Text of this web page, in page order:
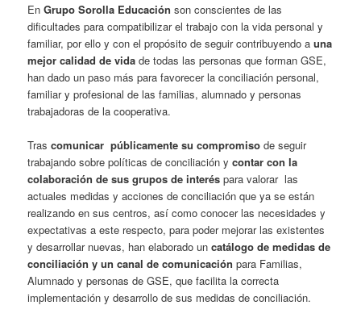
EnGrupo Sorolla Educación son conscientes de las
dificultades para compatibilizar el trabajo con la vida personal y
familiar, por ello y con el propósito de seguir contribuyendo auna
mejor calidad de vida de todas las personas que forman GSE,
han dado un paso más para favorecer la conciliación personal,
familiar y profesional de las familias, alumnado y personas
trabajadoras de la cooperativa.
Trascomunicar públicamentesu compromiso de seguir
trabajando sobre políticas de conciliación ycontar con la
colaboración de sus grupos de interés para valorar las
actuales medidas y acciones de conciliación que ya se están
realizando en sus centros, así como conocer las necesidades y
expectativas a este respecto, para poder mejorar las existentes
y desarrollar nuevas, han elaborado uncatálogo de medidas de
conciliacióny un canal de comunicación para Familias,
Alumnado y personas de GSE, que facilita la correcta
implementación y desarrollo de sus medidas de conciliación.